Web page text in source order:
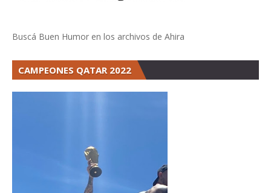
Buscá Buen Humor en los archivos de Ahira
CAMPEONES QATAR 2022